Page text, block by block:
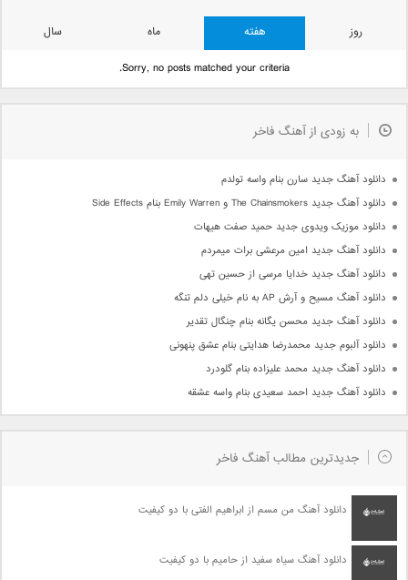
روز هفته ماه
سال
Sorry, no posts matched your criteria.
به زودی از آهنگ فاخر
دانلود آهنگ جدید سارن بنام واسه تولدم
دانلود آهنگ جدید The Chainsmokers و Emily Warren بنام Side Effects
دانلود موزیک ویدوی جدید حمید صفت هیهات
دانلود آهنگ جدید امین مرعشی برات میمردم
دانلود آهنگ جدید خدایا مرسی از حسین تهی
دانلود آهنگ مسیح و آرش AP به نام خیلی دلم تنگه
دانلود آهنگ جدید محسن یگانه بنام چنگال تقدیر
دانلود آلبوم جدید محمدرضا هدایتی بنام عشق پنهونی
دانلود آهنگ جدید محمد علیزاده بنام گلودرد
دانلود آهنگ جدید احمد سعیدی بنام واسه عشقه
جدیدترین مطالب آهنگ فاخر
دانلود آهنگ من مسم از ابراهیم الفتی با دو کیفیت
دانلود آهنگ سیاه سفید از حامیم با دو کیفیت